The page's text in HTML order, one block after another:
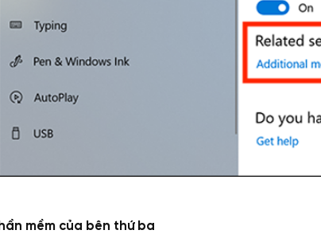
mềm của bên thứ ba